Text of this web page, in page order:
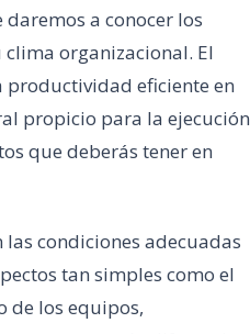
a conocer los
organizacional. El
eficiente en
propicio para la ejecución
que deberás tener en
condiciones adecuadas
tan simples como el
de los equipos,